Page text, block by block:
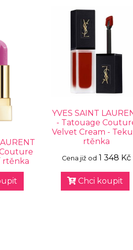
rtěnka
YVES SAINT
- Tatouage
Velvet Cream -
rtěnka
Cena již od 1 348 Kč
Chci koupit